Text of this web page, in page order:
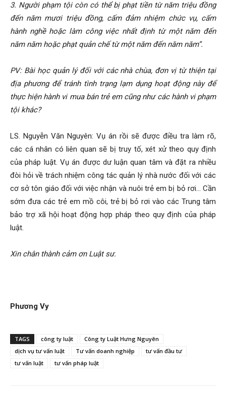
3. Người phạm tội còn có thể bị phạt tiền từ năm triệu đồng
đến năm mươi triệu đồng, cấm đảm nhiệm chức vụ, cấm
hành nghề hoặc làm công việc nhất định từ một năm đến
năm năm hoặc phạt quản chế từ một năm đến năm năm”.
PV: Bài học quản lý đối với các nhà chùa, đơn vị từ thiện tại
địa phương để tránh tình trạng lạm dụng hoạt động này để
thực hiện hành vi mua bán trẻ em cũng như các hành vi phạm
tội khác?
LS. Nguyễn Văn Nguyên: Vụ án rồi sẽ được điều tra làm rõ,
các cá nhân có liên quan sẽ bị truy tố, xét xử theo quy định
của pháp luật. Vụ án được dư luận quan tâm và đặt ra nhiều
đòi hỏi về trách nhiệm công tác quản lý nhà nước đối với các
cơ sở tôn giáo đối với việc nhận và nuôi trẻ em bị bỏ rơi… Cần
sớm đưa các trẻ em mồ côi, trẻ bị bỏ rơi vào các Trung tâm
bảo trợ xã hội hoạt động hợp pháp theo quy định của pháp
luật.
Xin chân thành cảm ơn Luật sư.
Phương Vy
TAGS công ty luật
Công ty Luật Hưng Nguyên
dịch vụ tư vấn luật
Tư vấn doanh nghiệp
tư vấn đầu tư
tư vấn luật
tư vấn pháp luật